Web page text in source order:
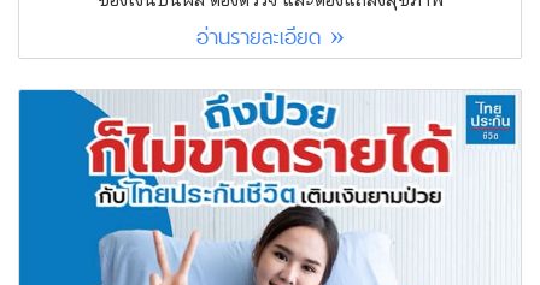
อ่านรายละเอียด »